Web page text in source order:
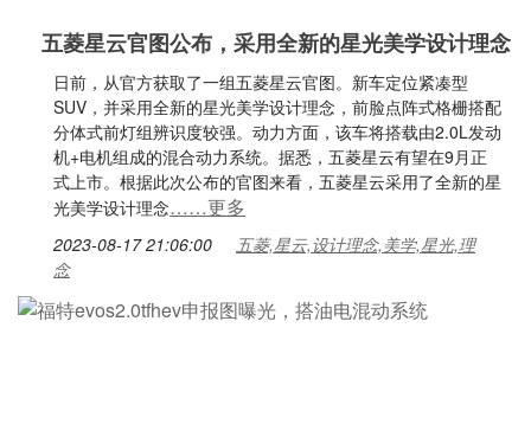
五菱星云官图公布，采用全新的星光美学设计理念
日前，从官方获取了一组五菱星云官图。新车定位紧凑型
SUV，并采用全新的星光美学设计理念，前脸点阵式格栅搭配
分体式前灯组辨识度较强。动力方面，该车将搭载由2.0L发动
机+电机组成的混合动力系统。据悉，五菱星云有望在9月正
式上市。根据此次公布的官图来看，五菱星云采用了全新的星
光美学设计理念……更多
2023-08-17 21:06:00
五菱,星云,设计理念,美学,星光,理
念